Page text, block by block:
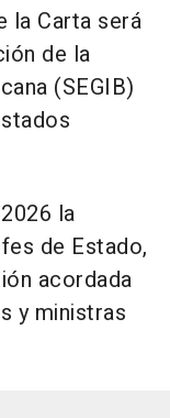
la Carta será
de la
(SEGIB)
la
de Estado,
acordada
y ministras